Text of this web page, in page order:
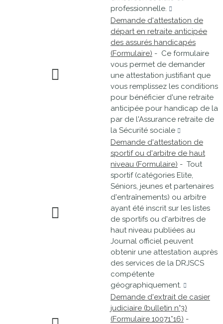
professionnelle.
Demande d'attestation de
départ en retraite anticipée
des assurés handicapés
(Formulaire) - Ce formulaire
vous permet de demander
une attestation justifiant que
vous remplissez les conditions
pour bénéficier d'une retraite
anticipée pour handicap de la
par de l'Assurance retraite de
la Sécurité sociale
Demande d'attestation de
sportif ou d'arbitre de haut
niveau (Formulaire) - Tout
sportif (catégories Elite,
Séniors, jeunes et partenaires
d'entraînements) ou arbitre
ayant été inscrit sur les listes
de sportifs ou d'arbitres de
haut niveau publiées au
Journal officiel peuvent
obtenir une attestation auprès
des services de la DRJSCS
compétente
géographiquement.
Demande d'extrait de casier
judiciaire (bulletin n°3)
(Formulaire 10071*16) -